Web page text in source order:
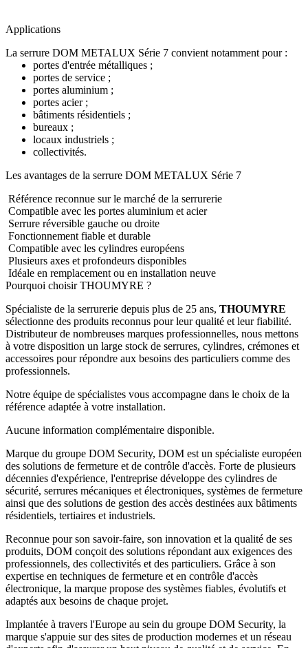
Applications
La serrure DOM METALUX Série 7 convient notamment pour :
portes d'entrée métalliques ;
portes de service ;
portes aluminium ;
portes acier ;
bâtiments résidentiels ;
bureaux ;
locaux industriels ;
collectivités.
Les avantages de la serrure DOM METALUX Série 7
Référence reconnue sur le marché de la serrurerie
Compatible avec les portes aluminium et acier
Serrure réversible gauche ou droite
Fonctionnement fiable et durable
Compatible avec les cylindres européens
Plusieurs axes et profondeurs disponibles
Idéale en remplacement ou en installation neuve
Pourquoi choisir THOUMYRE ?
Spécialiste de la serrurerie depuis plus de 25 ans, THOUMYRE
sélectionne des produits reconnus pour leur qualité et leur fiabilité.
Distributeur de nombreuses marques professionnelles, nous mettons
à votre disposition un large stock de serrures, cylindres, crémones et
accessoires pour répondre aux besoins des particuliers comme des
professionnels.
Notre équipe de spécialistes vous accompagne dans le choix de la
référence adaptée à votre installation.
Aucune information complémentaire disponible.
Marque du groupe DOM Security, DOM est un spécialiste européen
des solutions de fermeture et de contrôle d'accès. Forte de plusieurs
décennies d'expérience, l'entreprise développe des cylindres de
sécurité, serrures mécaniques et électroniques, systèmes de fermeture
ainsi que des solutions de gestion des accès destinées aux bâtiments
résidentiels, tertiaires et industriels.
Reconnue pour son savoir-faire, son innovation et la qualité de ses
produits, DOM conçoit des solutions répondant aux exigences des
professionnels, des collectivités et des particuliers. Grâce à son
expertise en techniques de fermeture et en contrôle d'accès
électronique, la marque propose des systèmes fiables, évolutifs et
adaptés aux besoins de chaque projet.
Implantée à travers l'Europe au sein du groupe DOM Security, la
marque s'appuie sur des sites de production modernes et un réseau